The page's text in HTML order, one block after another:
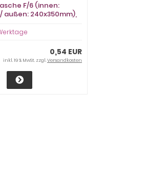
F/6 (innen:
außen: 240x350mm),
0,54 EUR
inkl. 19 % MwSt. zzgl.Versandkosten